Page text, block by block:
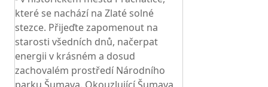
které se nachází na Zlaté solné
stezce. Přijeďte zapomenout na
starosti všedních dnů, načerpat
energii v krásném a dosud
zachovalém prostředí Národního